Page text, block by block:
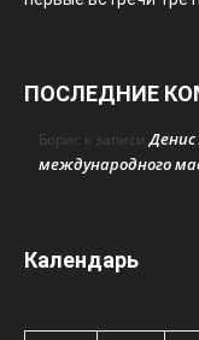
ПОСЛЕДНИЕ
Борис к записи
международного
Календарь